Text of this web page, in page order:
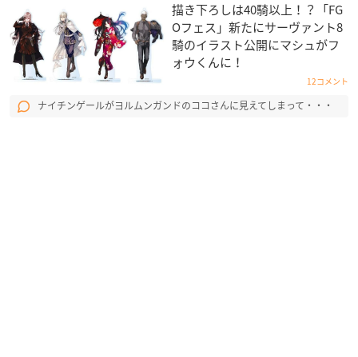
描き下ろしは40騎以上！？「FG
Oフェス」新たにサーヴァント8
騎のイラスト公開にマシュがフ
ォウくんに！
12コメント
ナイチンゲールがヨルムンガンドのココさんに見えてしまって・・・